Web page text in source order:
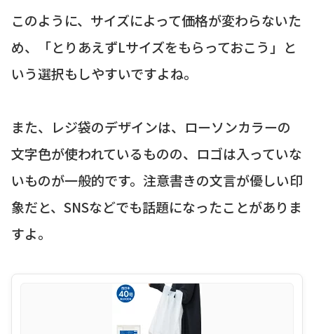
このように、サイズによって価格が変わらないた
め、「とりあえずLサイズをもらっておこう」と
いう選択もしやすいですよね。
また、レジ袋のデザインは、ローソンカラーの
文字色が使われているものの、ロゴは入っていな
いものが一般的です。注意書きの文言が優しい印
象だと、SNSなどでも話題になったことがありま
すよ。